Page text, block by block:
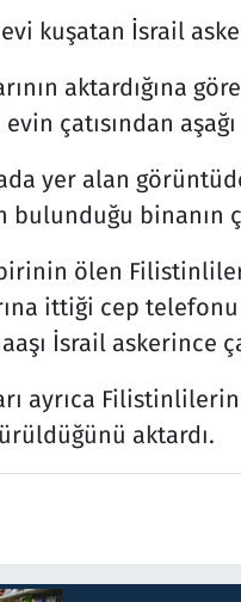
kuşatan İsrail
aktardığına
çatısından aşağı
yer alan
bulunduğu binanın
ölen
ittiği cep
İsrail askerince
ayrıca
aktardı.